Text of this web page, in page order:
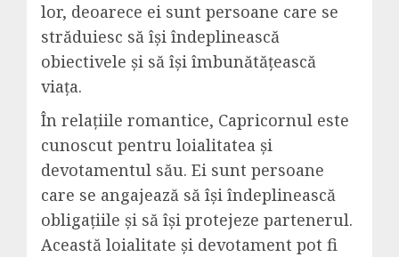
lor, deoarece ei sunt persoane care se
străduiesc să își îndeplinească
obiectivele și să își îmbunătățească
viața.
În relațiile romantice, Capricornul este
cunoscut pentru loialitatea și
devotamentul său. Ei sunt persoane
care se angajează să își îndeplinească
obligațiile și să își protejeze partenerul.
Această loialitate și devotament pot fi